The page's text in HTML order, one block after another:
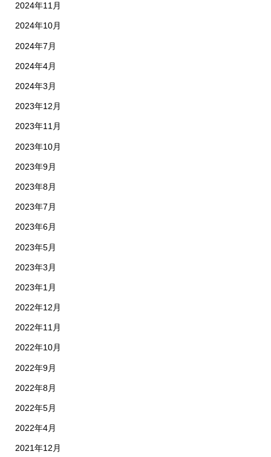
2024年11月
2024年10月
2024年7月
2024年4月
2024年3月
2023年12月
2023年11月
2023年10月
2023年9月
2023年8月
2023年7月
2023年6月
2023年5月
2023年3月
2023年1月
2022年12月
2022年11月
2022年10月
2022年9月
2022年8月
2022年5月
2022年4月
2021年12月